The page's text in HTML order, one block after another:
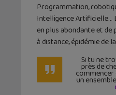
Programmation,
Intelligence Artificielle…
en plus abondante et de
à distance, épidémie de
Si tu ne
près de
commencer
un